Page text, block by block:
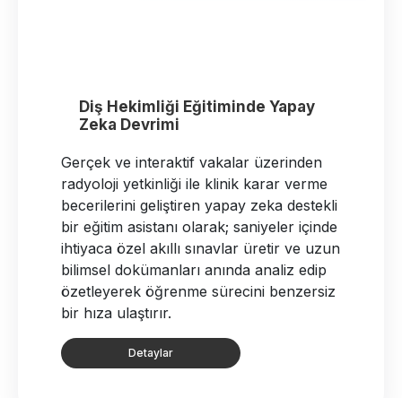
Diş Hekimliği Eğitiminde Yapay
Zeka Devrimi
Gerçek ve interaktif vakalar üzerinden
radyoloji yetkinliği ile klinik karar verme
becerilerini geliştiren yapay zeka destekli
bir eğitim asistanı olarak; saniyeler içinde
ihtiyaca özel akıllı sınavlar üretir ve uzun
bilimsel dokümanları anında analiz edip
özetleyerek öğrenme sürecini benzersiz
bir hıza ulaştırır.
Detaylar